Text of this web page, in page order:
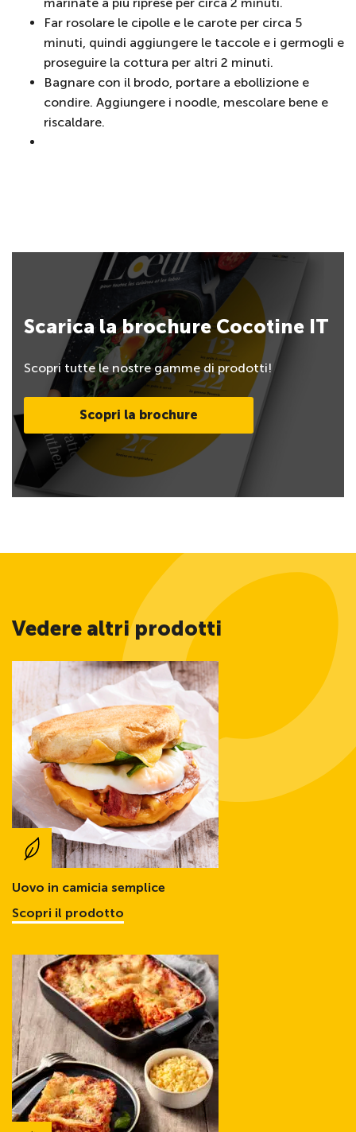
Far rosolare le cipolle e le carote per circa 5
minuti, quindi aggiungere le taccole e i germogli e
proseguire la cottura per altri 2 minuti.
Bagnare con il brodo, portare a ebollizione e
condire. Aggiungere i noodle, mescolare bene e
riscaldare.
Scarica la brochure Cocotine IT
Scopri tutte le nostre gamme di prodotti!
Scopri la brochure
Vedere altri prodotti
Uovo in camicia semplice
Scopri il prodotto